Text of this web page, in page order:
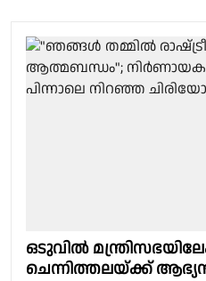
ഒടുവിൽ
ചെന്നിത്തലയ്ക്ക്